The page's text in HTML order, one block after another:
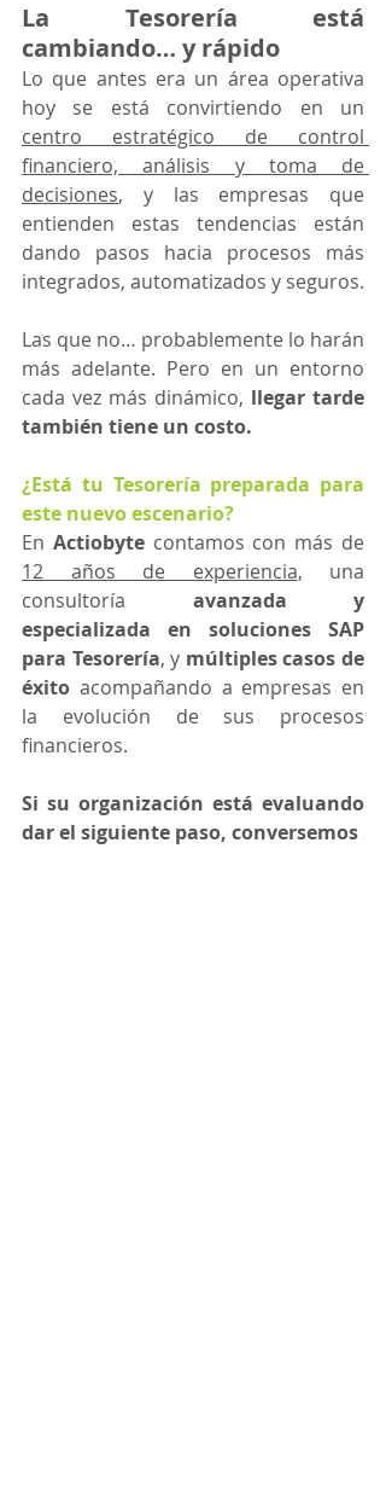
La Tesorería está
cambiando… y rápido
Lo que antes era un área operativa
centro estratégico de control
financiero, análisis y toma de
decisiones, y las empresas que
entienden estas tendencias están
dando pasos hacia procesos más
integrados, automatizados y seguros.
Las que no… probablemente lo harán
más adelante. Pero en un entorno
cada vez más dinámico, llegar tarde
también tiene un costo.
¿Está tu Tesorería preparada para
este nuevo escenario?
En Actiobyte
12 años de experiencia, una
consultoría avanzada y
especializada en soluciones SAP
para Tesorería, y múltiples casos de
éxito acompañando a empresas en
la evolución de sus procesos
financieros.
Si su organización está evaluando
dar el siguiente paso, conversemos